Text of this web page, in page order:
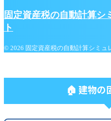
固定資産税の自動計算シ
ト
© 2026 固定資産税の自動計算シミュ
🏠 建物の